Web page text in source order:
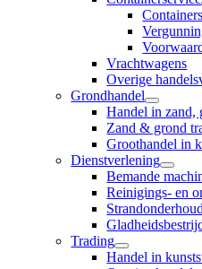
Vrachtwagens
Overige
Grondhandel
Handel in zand,
Zand & grond
Groothandel in
Dienstverlening
Bemande
Reinigings- en
Strandonderhoud
Trading
Handel in